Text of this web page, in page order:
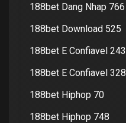
188bet Dang Nhap 766
188bet Download 525
188bet E Confiavel 243
188bet E Confiavel 328
188bet Hiphop 70
188bet Hiphop 748